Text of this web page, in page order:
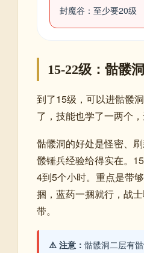
封魔谷：至少要20级
15-22级：骷髅
到了15级，可以进骷髅
了，技能也学了一两个，
骷髅洞的好处是怪密、
髅锤兵经验给得实在。
4到5个小时。重点是带
捆，蓝药一捆就行，战
带。
⚠️ 注意： 骷髅洞二层有